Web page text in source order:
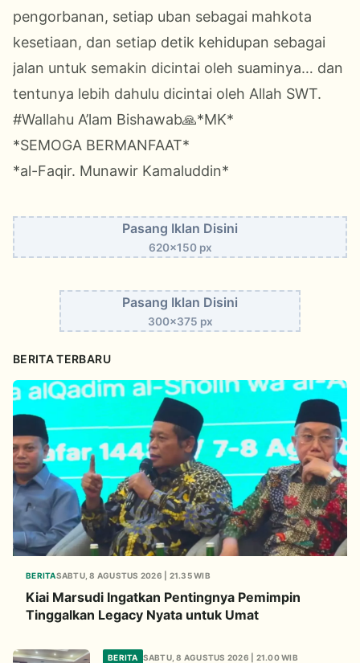
pengorbanan, setiap uban sebagai mahkota
kesetiaan, dan setiap detik kehidupan sebagai
jalan untuk semakin dicintai oleh suaminya… dan
tentunya lebih dahulu dicintai oleh Allah SWT.
#Wallahu A’lam Bishawab🙏*MK*
*SEMOGA BERMANFAAT*
*al-Faqir. Munawir Kamaluddin*
Pasang Iklan Disini
620x150 px
Pasang Iklan Disini
300x375 px
BERITA TERBARU
BERITASABTU, 8 AGUSTUS 2026 | 21.35 WIB
Kiai Marsudi Ingatkan Pentingnya Pemimpin
Tinggalkan Legacy Nyata untuk Umat
BERITA SABTU, 8 AGUSTUS 2026 | 21.00 WIB